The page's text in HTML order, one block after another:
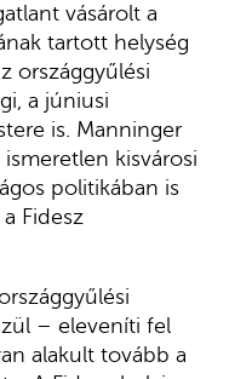
vásárolt a
tartott helység
országgyűlési
a júniusi
is. Manninger
kisvárosi
politikában is
Fidesz
– eleveníti fel
alakult tovább a